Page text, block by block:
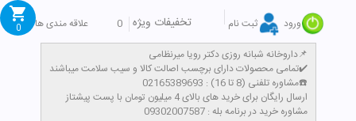
ورود ثبت نام تخفیفات ویژه 0
علاقه مندی ها
داروخانه شبانه روزی دکتر رویا میرنظامی📌
تمامی محصولات دارای برچسب اصالت کالا و سیب سلامت میباشند✔️
مشاوره تلفنی (8 تا 16) : 02165389693☎️
​ارسال رایگان برای خرید های بالای 4 میلیون تومان با پست پیشتاز
مشاوره خرید در برنامه بله : 09302007587
0